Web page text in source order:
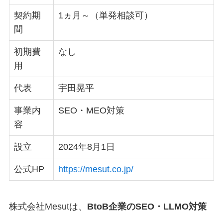
契約期
間
1ヵ月～（単発相談可）
初期費
用
なし
代表 宇田晃平
事業内
容
SEO・MEO対策
設立 2024年8月1日
公式HP https://mesut.co.jp/
株式会社Mesutは、 BtoB企業のSEO・LLMO対策